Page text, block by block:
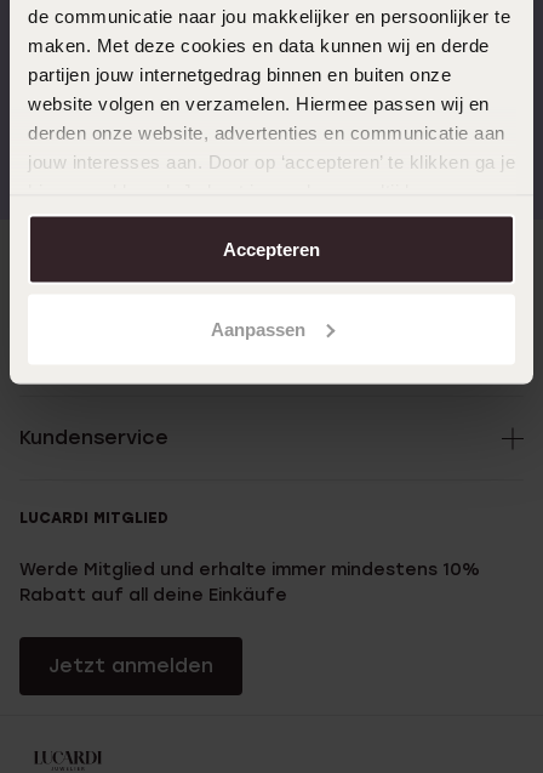
de communicatie naar jou makkelijker en persoonlijker te
maken. Met deze cookies en data kunnen wij en derde
partijen jouw internetgedrag binnen en buiten onze
website volgen en verzamelen. Hiermee passen wij en
derden onze website, advertenties en communicatie aan
jouw interesses aan. Door op ‘accepteren’ te klikken ga je
aanpassen. Lees er meer over in onscookiebeleid.
Accepteren
Aanpassen
Kostenloser Versand ab
€49
Bewertet mit 4,58 / 5
(55.000+ reviews)
Kundenservice
LUCARDI MITGLIED
Werde Mitglied und erhalte immer mindestens 10%
Rabatt auf all deine Einkäufe
Jetzt anmelden